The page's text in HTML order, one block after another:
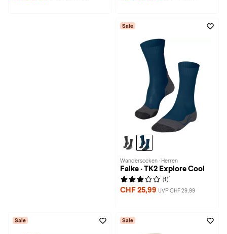
Sale
Wandersocken · Herren
Falke · TK2 Explore Cool
(1) 1
CHF 25,99 UVP CHF 29,99
Sale Sale